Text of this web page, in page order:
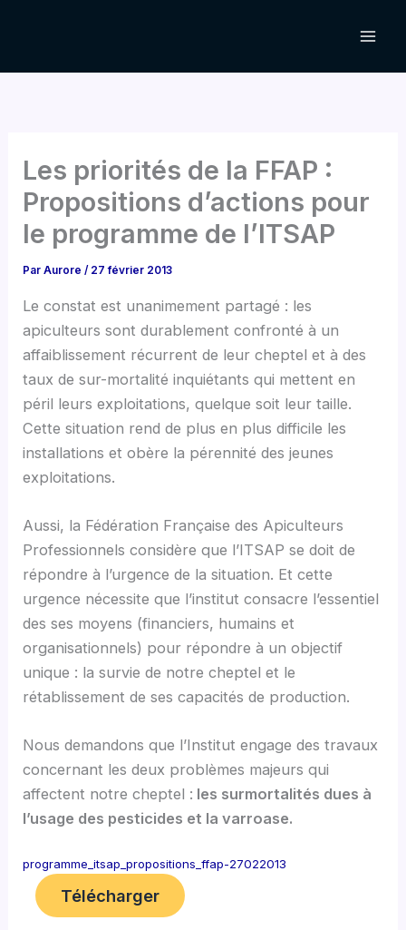
Les priorités de la FFAP :
Propositions d’actions pour
le programme de l’ITSAP
ParAurore/ 27 février 2013
Le constat est unanimement partagé : les
apiculteurs sont durablement confronté à un
affaiblissement récurrent de leur cheptel et à des
taux de sur-mortalité inquiétants qui mettent en
péril leurs exploitations, quelque soit leur taille.
Cette situation rend de plus en plus difficile les
installations et obère la pérennité des jeunes
exploitations.
Aussi, la Fédération Française des Apiculteurs
Professionnels considère que l’ITSAP se doit de
répondre à l’urgence de la situation. Et cette
urgence nécessite que l’institut consacre l’essentiel
des ses moyens (financiers, humains et
organisationnels) pour répondre à un objectif
unique : la survie de notre cheptel et le
rétablissement de ses capacités de production.
Nous demandons que l’Institut engage des travaux
concernant les deux problèmes majeurs qui
affectent notre cheptel : les surmortalités dues à
l’usage des pesticides et la varroase.
programme_itsap_propositions_ffap-27022013
Télécharger